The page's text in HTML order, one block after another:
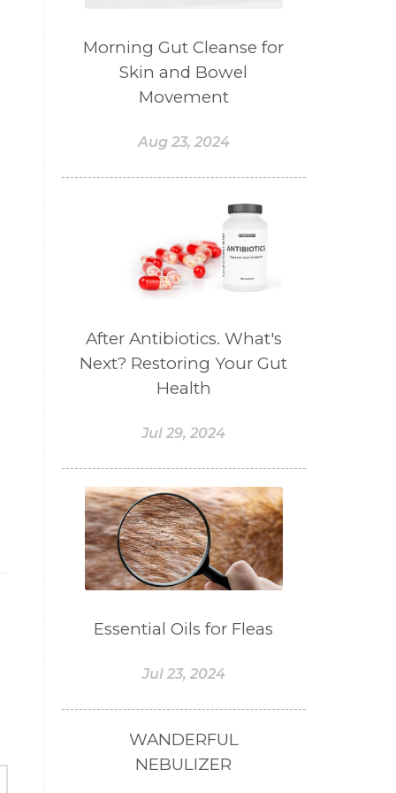
#BELIEVE
#BENEFIT
#BERAT
#BERBUSA
#BERGABUNG
#BERLIBUR
#BERMINYAK
#BERSIH
#BIOTIN
#BISNIS
#bisnisyoungliving
#blendessentialoil
#bloomcollagen
#BLUE LACE AGATE
#BLUSH
#BODY
#BOGOR
#BOO
#BOTOL
#BOTTLE
#BRAIN
#BRAIN FOG
#BRAIN POWER
#BRIGHTEN
#BROKEN
#BULAN HANTU
#BULANAN
#BUSINESS
#BUSTER
#CALM
Morning Gut Cleanse for
Skin and Bowel
Movement
Aug 23, 2024
After Antibiotics. What's
Next? Restoring Your Gut
Health
Jul 29, 2024
Essential Oils for Fleas
Jul 23, 2024
WANDERFUL
NEBULIZER